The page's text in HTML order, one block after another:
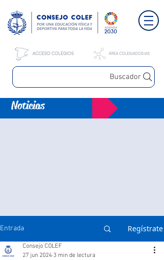
Buscador
Noticias
Entrada Regístrate
Consejo COLEF
27 jun 2024 3 min de lectura